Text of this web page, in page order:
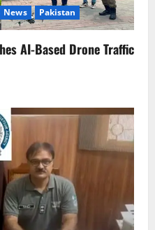
News Pakistan
AI-Based Drone Traffic